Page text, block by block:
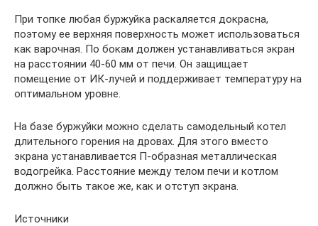
При топке любая буржуйка раскаляется докрасна,
поэтому ее верхняя поверхность может использоваться
как варочная. По бокам должен устанавливаться экран
на расстоянии 40-60 мм от печи. Он защищает
помещение от ИК-лучей и поддерживает температуру на
оптимальном уровне.
На базе буржуйки можно сделать самодельный котел
длительного горения на дровах. Для этого вместо
экрана устанавливается П-образная металлическая
водогрейка. Расстояние между телом печи и котлом
должно быть такое же, как и отступ экрана.
Источники